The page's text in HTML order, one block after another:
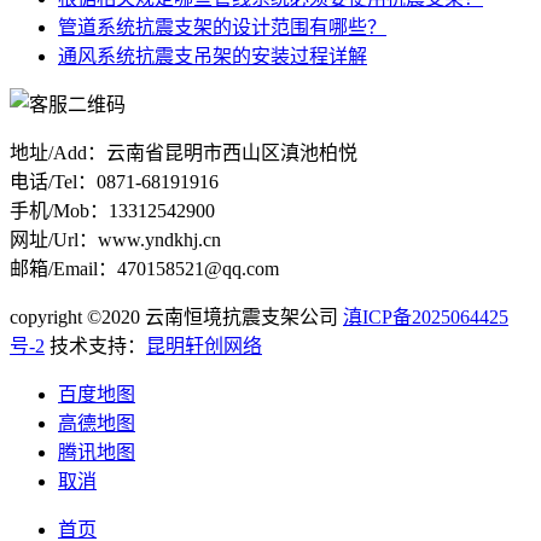
管道系统抗震支架的设计范围有哪些？
通风系统抗震支吊架的安装过程详解
地址/Add：云南省昆明市西山区滇池柏悦
电话/Tel：0871-68191916
手机/Mob：13312542900
网址/Url：www.yndkhj.cn
邮箱/Email：470158521@qq.com
copyright ©2020 云南恒境抗震支架公司 滇ICP备2025064425
号-2 技术支持： 昆明轩创网络
百度地图
高德地图
腾讯地图
取消
首页